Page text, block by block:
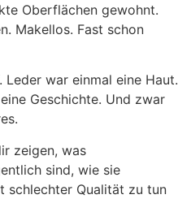
Oberflächen gewohnt.
Makellos. Fast schon
war einmal eine Haut.
Geschichte. Und zwar
zeigen, was
sind, wie sie
schlechter Qualität zu tun